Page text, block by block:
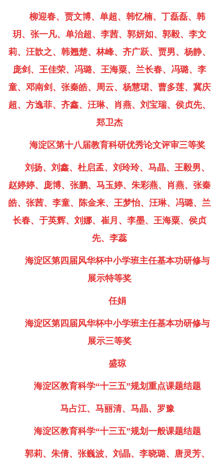
柳迎春、贾文博、单超、韩忆楠、丁磊磊、韩
玥、张一凡、单治超、李茜、郭妍如、郭毅、李文
莉、汪歆之、韩翘楚、林峰、齐广跃、贾男、杨静、
庞剑、王佳荣、冯璐、王海粟、兰长春、冯璐、李
童、邓南剑、张秦皓、周云、杨慧珺、曹多莲、冀庆
超、方逸菲、齐鑫、汪琳、肖燕、刘宝瑞、侯贞先、
郑卫杰
海淀区第十八届教育科研优秀论文评审三等奖
刘扬、刘鑫、杜启孟、刘玲玲、马晶、王毅男、
赵婷婷、庞博、张鹏、马玉婷、朱彩燕、肖燕、张秦
皓、张茜、李童、陈金来、王梦怡、汪琳、冯璐、兰
长春、于英辉、刘娜、崔月、李墨、王海粟、侯贞
先、李蕊
海淀区第四届风华杯中小学班主任基本功研修与
展示特等奖
任娟
海淀区第四届风华杯中小学班主任基本功研修与
展示三等奖
盛琼
海淀区教育科学“十三五”规划重点课题结题
马占江、马丽清、马晶、罗豫
海淀区教育科学“十三五”规划一般课题结题
郭莉、朱倩、张巍波、刘晶、李晓璐、唐灵芳、